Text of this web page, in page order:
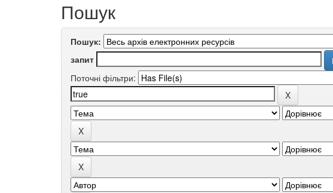
Пошук
Пошук:
запит
Поточні фільтри: